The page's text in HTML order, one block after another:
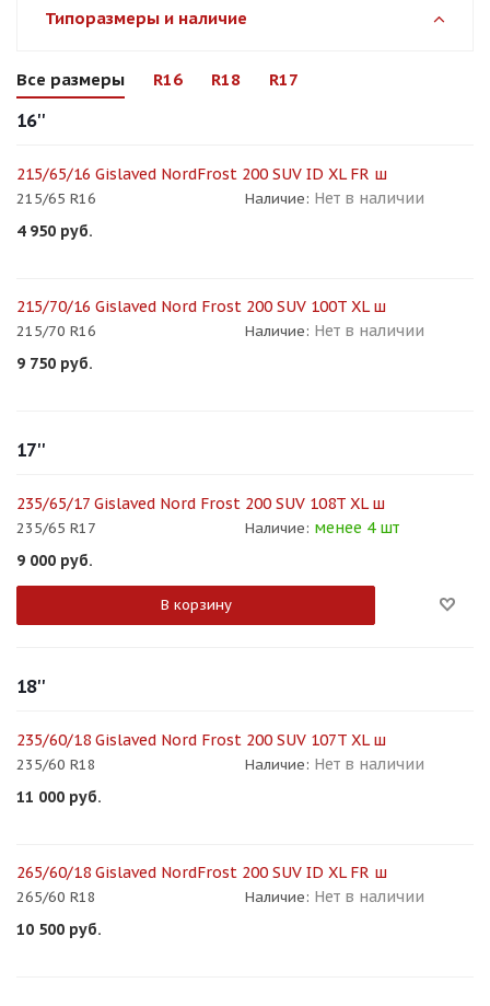
Типоразмеры и наличие
Все размеры R16 R18 R17
16''
215/65/16 Gislaved NordFrost 200 SUV ID XL FR ш
215/65 R16 Наличие: Нет в наличии
4 950 руб.
215/70/16 Gislaved Nord Frost 200 SUV 100T XL ш
215/70 R16 Наличие: Нет в наличии
9 750 руб.
17''
235/65/17 Gislaved Nord Frost 200 SUV 108T XL ш
235/65 R17 Наличие: менее 4 шт
9 000 руб.
В корзину
18''
235/60/18 Gislaved Nord Frost 200 SUV 107T XL ш
235/60 R18 Наличие: Нет в наличии
11 000 руб.
265/60/18 Gislaved NordFrost 200 SUV ID XL FR ш
265/60 R18 Наличие: Нет в наличии
10 500 руб.